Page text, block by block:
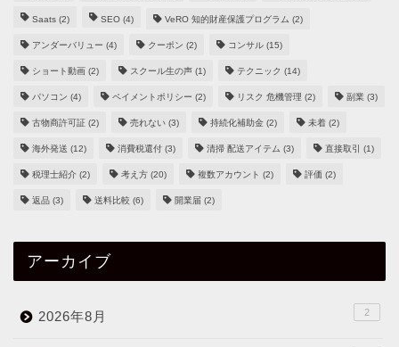
Saats (2) SEO (4) VeRO 知的財産保護プログラム (2)
アンダーバリュー (4) クーポン (2) コンサル (15)
ショート動画 (2) スクール生の声 (1) テクニック (14)
パソコン (4) ペイメントポリシー (2) リスク 危機管理 (2) 副業 (3)
古物商許可証 (2) 売れない (3) 持続化補助金 (2) 未着 (2)
海外発送 (12) 消費税還付 (3) 清掃 配送アイテム (3) 直接取引 (1)
税理士紹介 (2) 考え方 (20) 複数アカウント (2) 評価 (2)
返品 (3) 送料比較 (6) 開業届 (2)
アーカイブ
2026年8月 2